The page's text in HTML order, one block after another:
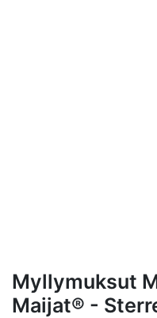
Myllymuksut
Maijat® -